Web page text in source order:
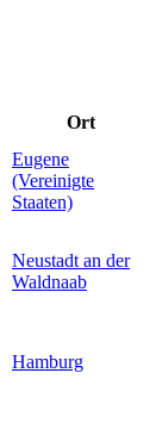
Ort
Eugene
(Vereinigte
Staaten)
Neustadt an der
Waldnaab
Hamburg